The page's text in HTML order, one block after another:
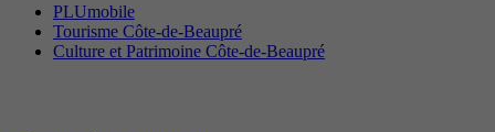
PLUmobile
Tourisme Côte-de-Beaupré
Culture et Patrimoine Côte-de-Beaupré